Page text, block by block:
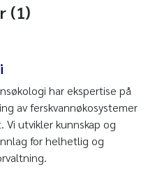
(1)
har ekspertise på
av ferskvannøkosystemer
Vi utvikler kunnskap og
for helhetlig og